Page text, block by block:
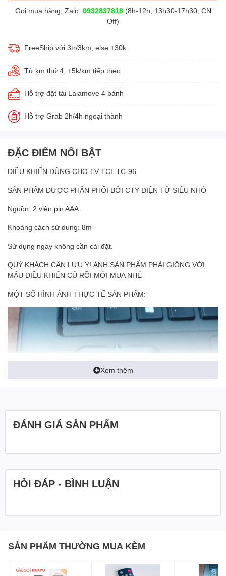
Gọi mua hàng, Zalo: 0932837818(8h-12h; 13h30-17h30; CN
Off)
FreeShip với 3tr/3km, else +30k
Từ km thứ 4, +5k/km tiếp theo
Hỗ trợ đặt tải Lalamove 4 bánh
Hỗ trợ Grab 2h/4h ngoại thành
ĐẶC ĐIỂM NỔI BẬT
ĐIỀU KHIỂN DÙNG CHO TV TCL TC-96
SẢN PHẨM ĐƯỢC PHÂN PHỐI BỞI CTY ĐIỆN TỬ SIÊU NHỎ
Nguồn: 2 viên pin AAA
Khoảng cách sử dụng: 8m
Sử dụng ngay không cần cài đặt.
QUÝ KHÁCH CẦN LƯU Ý! ẢNH SẢN PHẨM PHẢI GIỐNG VỚI
MẪU ĐIỀU KHIỂN CỦ RỒI MỚI MUA NHÉ
MỘT SỐ HÌNH ẢNH THỰC TẾ SẢN PHẨM:
Xem thêm
ĐÁNH GIÁ SẢN PHẨM
HỎI ĐÁP - BÌNH LUẬN
SẢN PHẨM THƯỜNG MUA KÈM